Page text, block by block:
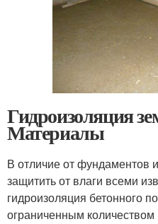
Гидроизоляция
Материалы
В отличие от фундаментов
защитить от влаги всеми
гидроизоляция бетонного
ограниченным